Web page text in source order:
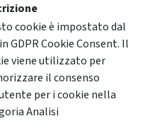
cookie è impostato dal
GDPR Cookie Consent. Il
viene utilizzato per
il consenso
per i cookie nella
Analisi